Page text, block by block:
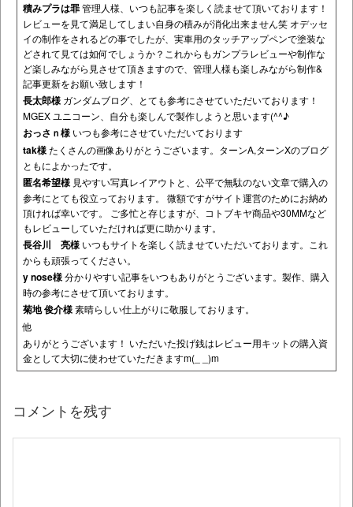
積みプラは罪管理人様、いつも記事を楽しく読ませて頂いております！
レビューを見て満足してしまい自身の積みが消化出来ません笑 オデッセ
イの制作をされるどの事でしたが、実車用のタッチアップペンで塗装な
どされて見ては如何でしょうか？これからもガンプラレビューや制作な
ど楽しみながら見させて頂きますので、管理人様も楽しみながら制作&
記事更新をお願い致します！
長太郎様 ガンダムブログ、とても参考にさせていただいております！
MGEX ユニコーン、自分も楽しんで製作しようと思います(^^♪
おっさｎ様 いつも参考にさせていただいております
tak様たくさんの画像ありがとうございます。ターンA,ターンXのブログ
ともによかったです。
匿名希望様 見やすい写真レイアウトと、公平で無駄のない文章で購入の
参考にとても役立っております。 微額ですがサイト運営のためにお納め
頂ければ幸いです。 ご多忙と存じますが、コトブキヤ商品や30MMなど
もレビューしていただければ更に助かります。
長谷川 亮様 いつもサイトを楽しく読ませていただいております。これ
からも頑張ってください。
y nose様分かりやすい記事をいつもありがとうございます。製作、購入
時の参考にさせて頂いております。
菊地 俊介様素晴らしい仕上がりに敬服しております。
他
ありがとうございます！ いただいた投げ銭はレビュー用キットの購入資
金として大切に使わせていただきますm(_ _)m
コメントを残す